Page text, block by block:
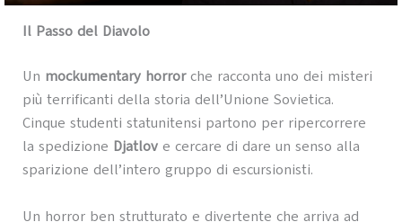
Il Passo del Diavolo
Un mockumentary horrorche racconta uno dei misteri
più terrificanti della storia dell’Unione Sovietica.
Cinque studenti statunitensi partono per ripercorrere
la spedizione Djatlove cercare di dare un senso alla
sparizione dell’intero gruppo di escursionisti.
Un horror ben strutturato e divertente che arriva ad